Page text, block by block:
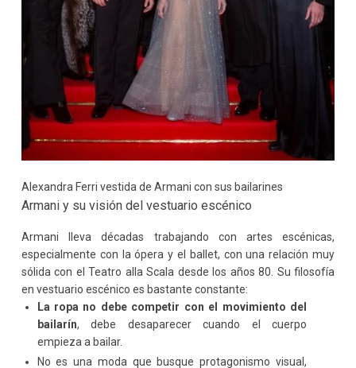
Alexandra Ferri vestida de Armani con sus bailarines
Armani y su visión del vestuario escénico
Armani lleva décadas trabajando con artes escénicas,
especialmente con la ópera y el ballet, con una relación muy
sólida con el Teatro alla Scala desde los años 80. Su filosofía
en vestuario escénico es bastante constante:
La ropa no debe competir con el movimiento del
bailarín, debe desaparecer cuando el cuerpo
empieza a bailar.
No es una moda que busque protagonismo visual,